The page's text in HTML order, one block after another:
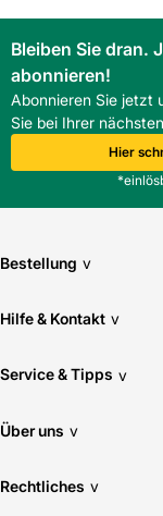
Bleiben Sie dran.
abonnieren!
Abonnieren Sie jetzt
Sie bei Ihrer
Hier
Bestellung v
Hilfe & Kontakt v
Service & Tipps v
Über uns v
Rechtliches v